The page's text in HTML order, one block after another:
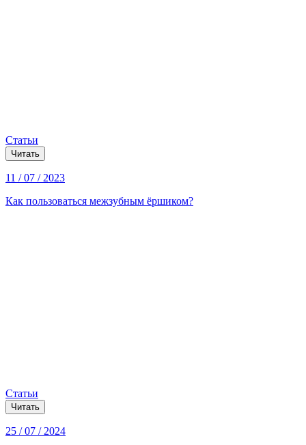
Статьи
Читать
11 / 07 / 2023
Как пользоваться межзубным ёршиком?
Статьи
Читать
25 / 07 / 2024